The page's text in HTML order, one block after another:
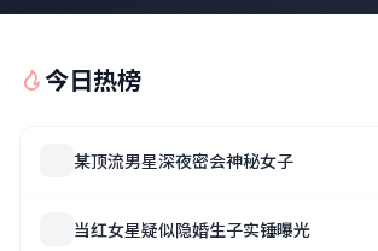
今日热榜
某顶流男星深夜密会神秘女子
当红女星疑似隐婚生子实锤曝光